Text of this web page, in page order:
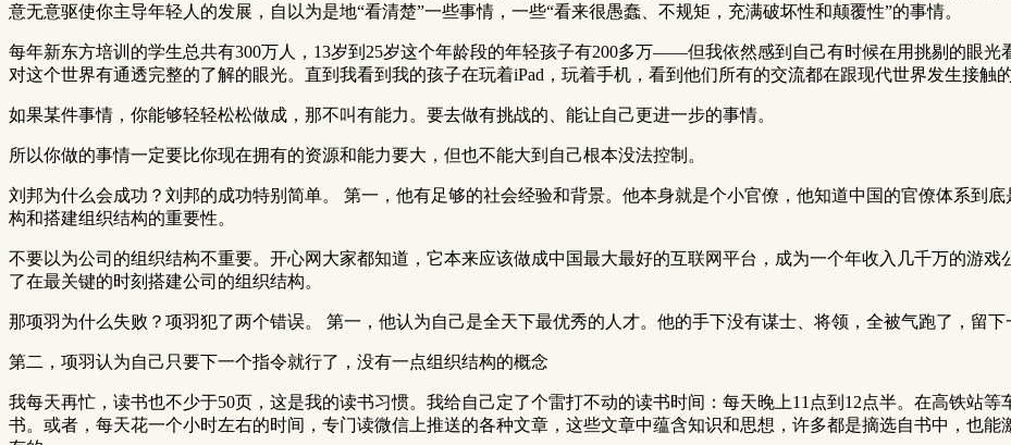
意无意驱使你主导年轻人的发展，自以为是地“看清楚”一些事情，一些“看来很愚蠢、不规矩，充满破坏性和颠覆性”的事情。
每年新东方培训的学生总共有300万人，13岁到25岁这个年龄段的年轻孩子有200多万——但我依然感到自己有时候在用挑剔的眼光
对这个世界有通透完整的了解的眼光。直到我看到我的孩子在玩着iPad，玩着手机，看到他们所有的交流都在跟现代世界发生接触
如果某件事情，你能够轻轻松松做成，那不叫有能力。要去做有挑战的、能让自己更进一步的事情。
所以你做的事情一定要比你现在拥有的资源和能力要大，但也不能大到自己根本没法控制。
刘邦为什么会成功？刘邦的成功特别简单。 第一，他有足够的社会经验和背景。他本身就是个小官僚，他知道中国的官僚体系到
构和搭建组织结构的重要性。
不要以为公司的组织结构不重要。开心网大家都知道，它本来应该做成中国最大最好的互联网平台，成为一个年收入几千万的游
了在最关键的时刻搭建公司的组织结构。
那项羽为什么失败？项羽犯了两个错误。 第一，他认为自己是全天下最优秀的人才。他的手下没有谋士、将领，全被气跑了，留下
第二，项羽认为自己只要下一个指令就行了，没有一点组织结构的概念
我每天再忙，读书也不少于50页，这是我的读书习惯。我给自己定了个雷打不动的读书时间：每天晚上11点到12点半。在高铁站
书。或者，每天花一个小时左右的时间，专门读微信上推送的各种文章，这些文章中蕴含知识和思想，许多都是摘选自书中，也